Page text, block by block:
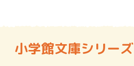
小学館文庫シリーズ